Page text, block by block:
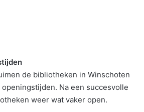
de bibliotheken in Winschoten
Na een succesvolle
weer wat vaker open.